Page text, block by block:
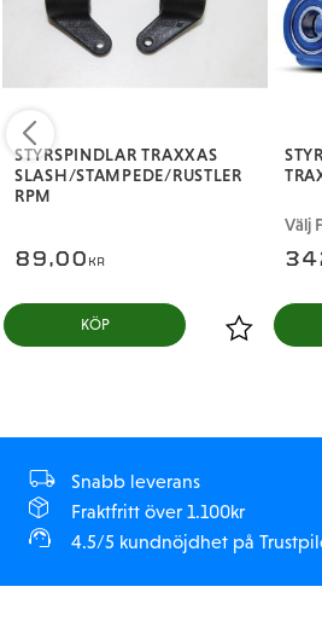
STYRSPINDLAR TRAXXAS
SLASH/STAMPEDE/RUSTLER
RPM
89,00 KR
Välj
Snabb leverans
Fraktfritt över 1.100kr
4.5/5 kundnöjdhet på